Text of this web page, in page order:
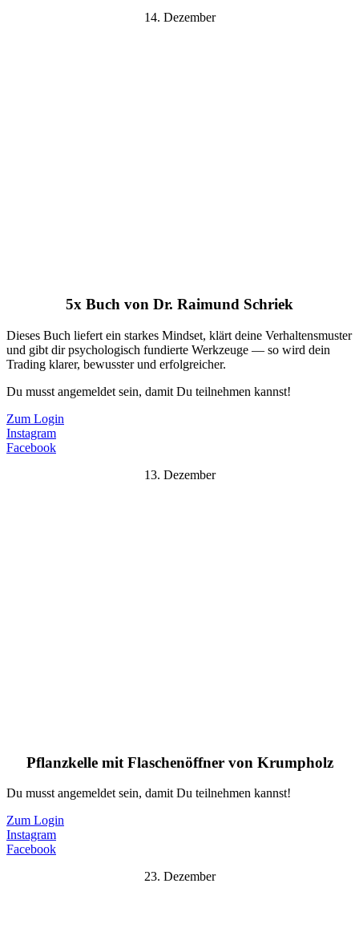
14. Dezember
5x Buch von Dr. Raimund Schriek
Dieses Buch liefert ein starkes Mindset, klärt deine Verhaltensmuster
und gibt dir psychologisch fundierte Werkzeuge — so wird dein
Trading klarer, bewusster und erfolgreicher.
Du musst angemeldet sein, damit Du teilnehmen kannst!
Zum Login
Instagram
Facebook
13. Dezember
Pflanzkelle mit Flaschenöffner von Krumpholz
Du musst angemeldet sein, damit Du teilnehmen kannst!
Zum Login
Instagram
Facebook
23. Dezember